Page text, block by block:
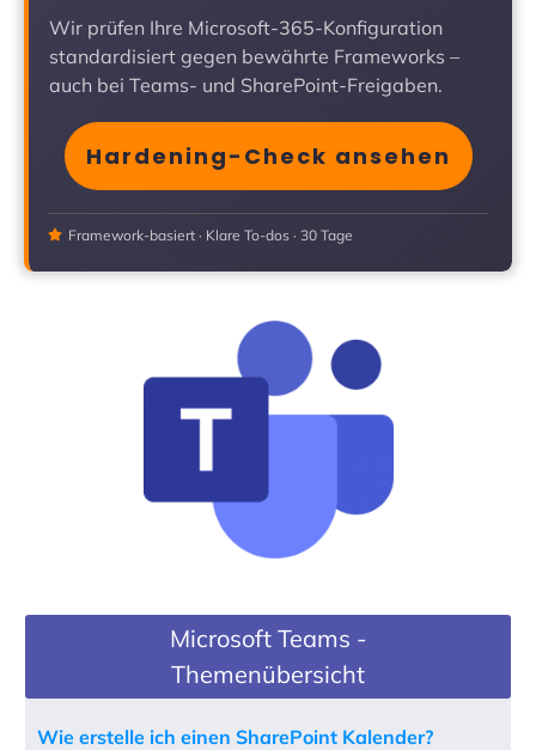
Wir prüfen Ihre Microsoft-365-Konfiguration
standardisiert gegen bewährte Frameworks –
auch bei Teams- und SharePoint-Freigaben.
Hardening-Check ansehen
Framework-basiert · Klare To-dos · 30 Tage
Microsoft Teams -
Themenübersicht
Wie erstelle ich einen SharePoint Kalender?